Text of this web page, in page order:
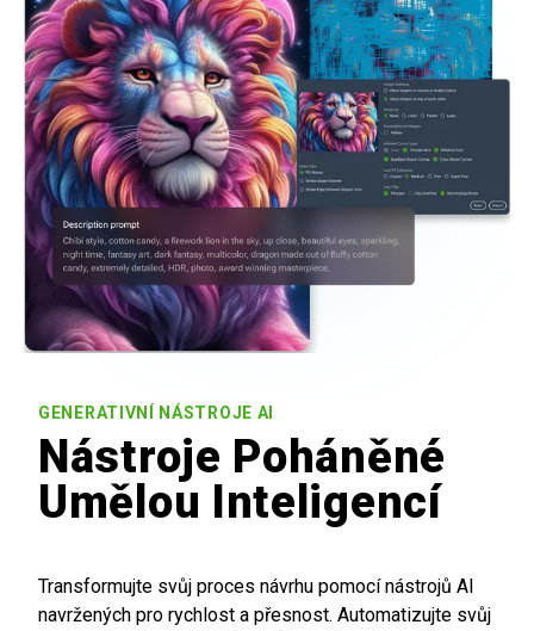
GENERATIVNÍ NÁSTROJE AI
Nástroje Poháněné
Umělou Inteligencí
Transformujte svůj proces návrhu pomocí nástrojů AI
navržených pro rychlost a přesnost. Automatizujte svůj